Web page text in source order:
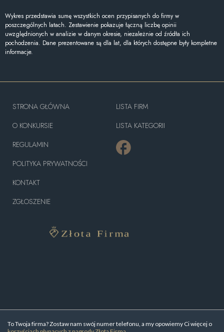
Wykres przedstawia sumę wszystkich ocen przypisanych do firmy w
poszczególnych latach. Zestawienie pokazuje łączną liczbę opinii
uwzględnionych w analizie w danym okresie, niezależnie od źródła ich
pochodzenia. Dane prezentowane są dla lat, dla których dostępne były kompletne
informacje.
To Twoja firma? Zostaw nam swój numer telefonu, a my opowiemy Ci więcej o
STRONA GŁÓWNA
O KONKURSIE
REGULAMIN
POLITYKA PRYWATNOŚCI
KONTAKT
ZGŁOSZENIE
LISTA FIRM
LISTA KATEGORII